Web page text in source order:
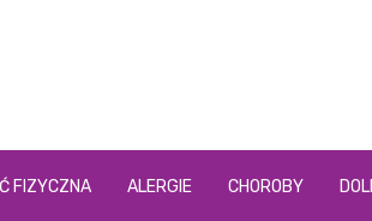
FIZYCZNA ALERGIE CHOROBY